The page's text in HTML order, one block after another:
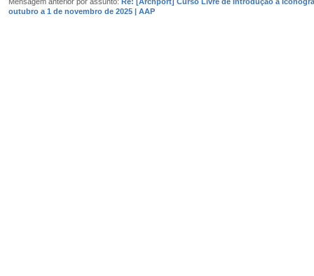
outubro a 1 de novembro de 2025 | AAP